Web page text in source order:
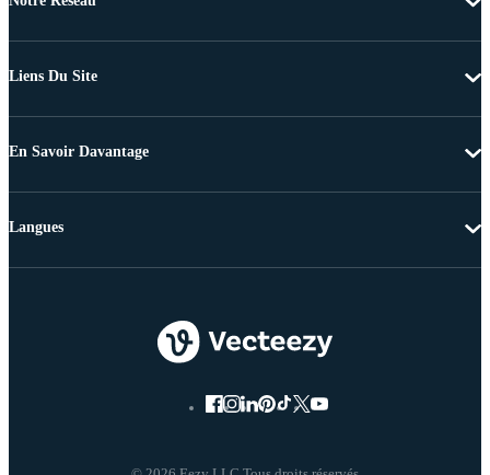
Liens Du Site
En Savoir Davantage
Langues